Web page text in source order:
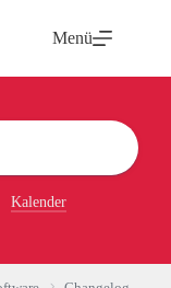
Menü
Kalender